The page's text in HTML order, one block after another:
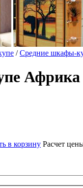
/Средние шкафы-
Африка
в корзину Расчет